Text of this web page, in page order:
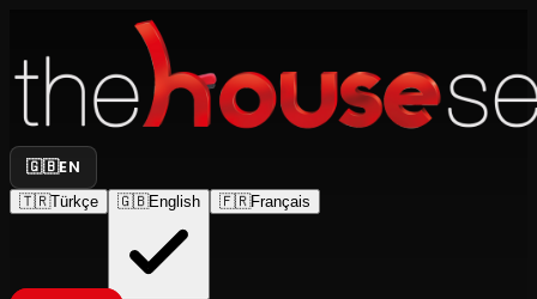
🇬🇧EN
🇹🇷Türkçe 🇬🇧English 🇫🇷Français